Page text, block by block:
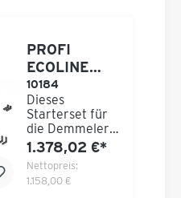
PROFI
ECOLINE
SET 711 für
D16 System
10184
Dieses
Starterset für
die Demmeler
Lochtisch
Platten enthält
eine große
Auswahl an
1.378,02 €*
Nettopreis:
1.158,00 €